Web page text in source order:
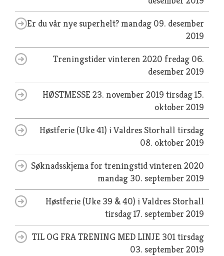
Er du vår nye superhelt? mandag 09. desember
2019
Treningstider vinteren 2020 fredag 06.
desember 2019
HØSTMESSE 23. november 2019 tirsdag 15.
oktober 2019
Høstferie (Uke 41) i Valdres Storhall tirsdag
08. oktober 2019
Søknadsskjema for treningstid vinteren 2020
mandag 30. september 2019
Høstferie (Uke 39 & 40) i Valdres Storhall
tirsdag 17. september 2019
TIL OG FRA TRENING MED LINJE 301tirsdag
03. september 2019